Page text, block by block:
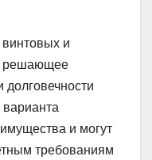
и
решающее
долговечности
и могут
требованиям